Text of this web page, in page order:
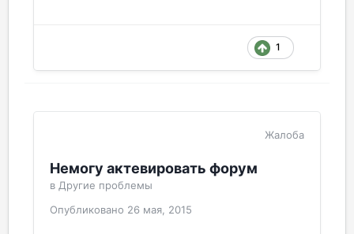
1
Жалоба
Немогу актевировать форум
в Другие проблемы
Опубликовано 26 мая, 2015